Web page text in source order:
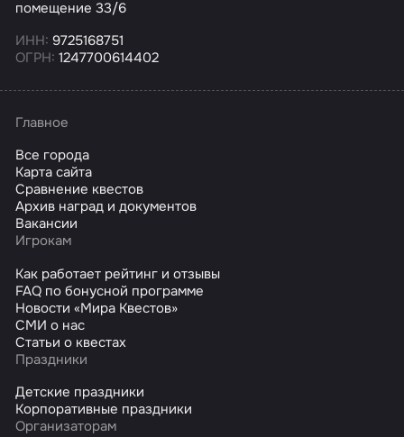
помещение 33/6
ИНН: 9725168751
ОГРН: 1247700614402
Главное
Все города
Карта сайта
Сравнение квестов
Архив наград и документов
Вакансии
Игрокам
Как работает рейтинг и отзывы
FAQ по бонусной программе
Новости «Мира Квестов»
СМИ о нас
Статьи о квестах
Праздники
Детские праздники
Корпоративные праздники
Организаторам